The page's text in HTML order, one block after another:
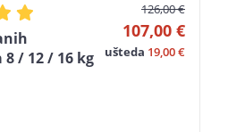
/ 12 / 16 kg
126,00 €
107,00 €
ušteda 19,00 €